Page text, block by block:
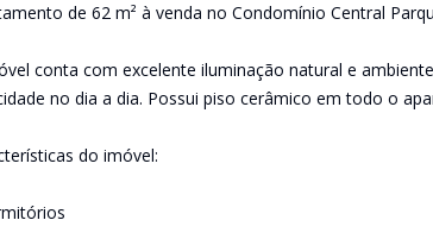
de 62 m² à venda no Condomínio Central
conta com excelente iluminação natural e
no dia a dia. Possui piso cerâmico em todo o
do imóvel: